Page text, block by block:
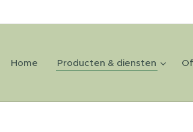
Home Producten & diensten